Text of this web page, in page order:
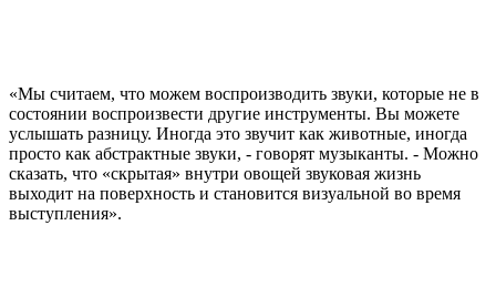
«Мы считаем, что можем воспроизводить звуки, которые не в
состоянии воспроизвести другие инструменты. Вы можете
услышать разницу. Иногда это звучит как животные, иногда
просто как абстрактные звуки, - говорят музыканты. - Можно
сказать, что «скрытая» внутри овощей звуковая жизнь
выходит на поверхность и становится визуальной во время
выступления».